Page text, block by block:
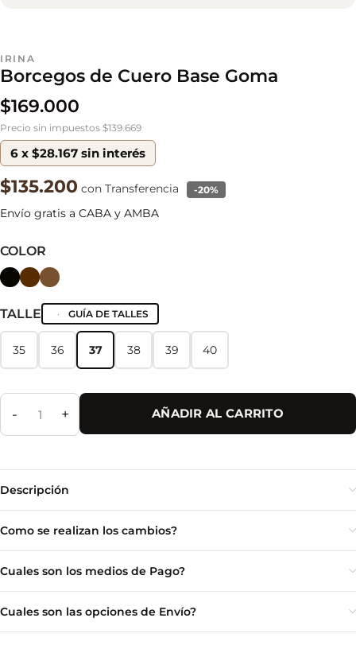
IRINA
Borcegos de Cuero Base Goma
$169.000
COLOR
TALLE GUÍA DE TALLES
35
35 36
36 37
37 38
38 39
39 40
40
- + AÑADIR AL CARRITO
Precio sin impuestos $139.669
6 x $28.167 sin interés
$135.200 con Transferencia -20%
Envío gratis a CABA y AMBA
Descripción
Como se realizan los cambios?
Cuales son los medios de Pago?
Cuales son las opciones de Envío?